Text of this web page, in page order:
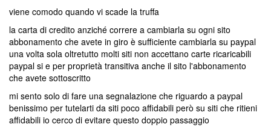
viene comodo quando vi scade la truffa
la carta di credito anziché correre a cambiarla su ogni sito
abbonamento che avete in giro è sufficiente cambiarla su paypal
una volta sola oltretutto molti siti non accettano carte ricaricabili
paypal si e per proprietà transitiva anche il sito l'abbonamento
che avete sottoscritto
mi sento solo di fare una segnalazione che riguardo a paypal
benissimo per tutelarti da siti poco affidabili però su siti che ritieni
affidabili io cerco di evitare questo doppio passaggio